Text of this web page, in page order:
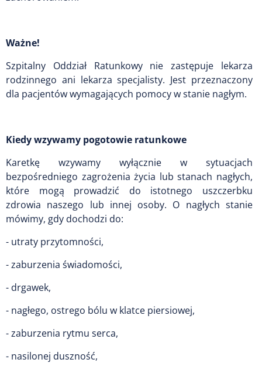
Ważne!
Szpitalny Oddział Ratunkowy nie zastępuje lekarza
rodzinnego ani lekarza specjalisty. Jest przeznaczony
dla pacjentów wymagających pomocy w stanie nagłym.
Kiedy wzywamy pogotowie ratunkowe
Karetkę wzywamy wyłącznie w sytuacjach
bezpośredniego zagrożenia życia lub stanach nagłych,
które mogą prowadzić do istotnego uszczerbku
zdrowia naszego lub innej osoby. O nagłych stanie
mówimy, gdy dochodzi do:
- utraty przytomności,
- zaburzenia świadomości,
- drgawek,
- nagłego, ostrego bólu w klatce piersiowej,
- zaburzenia rytmu serca,
- nasilonej duszność,